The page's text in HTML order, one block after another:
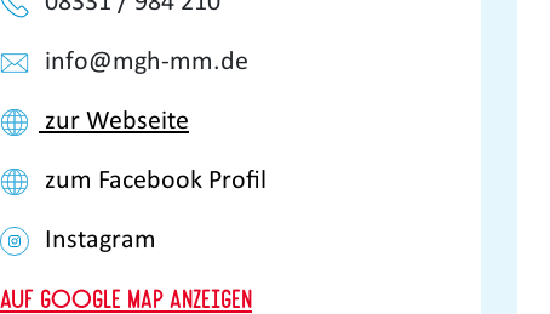
info@mgh-mm.de
zur Webseite
zum Facebook Profil
Instagram
Auf Google Map anzeigen